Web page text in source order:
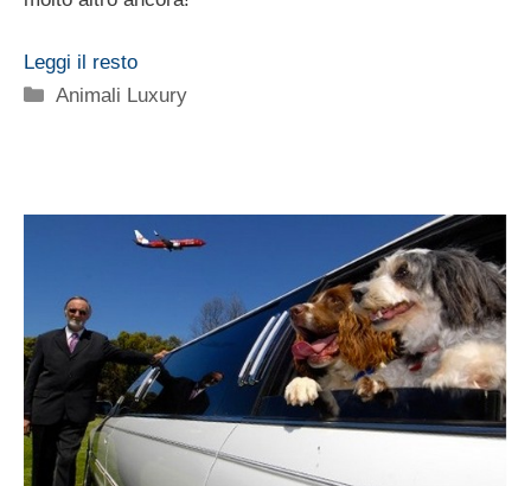
Leggi il resto
Categorie
Animali Luxury